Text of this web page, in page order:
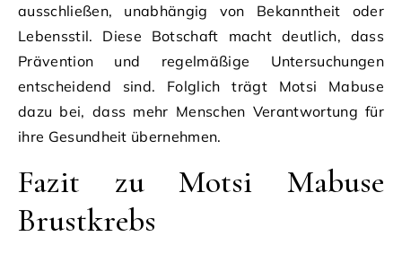
ausschließen, unabhängig von Bekanntheit oder
Lebensstil. Diese Botschaft macht deutlich, dass
Prävention und regelmäßige Untersuchungen
entscheidend sind. Folglich trägt Motsi Mabuse
dazu bei, dass mehr Menschen Verantwortung für
ihre Gesundheit übernehmen.
Fazit zu Motsi Mabuse
Brustkrebs